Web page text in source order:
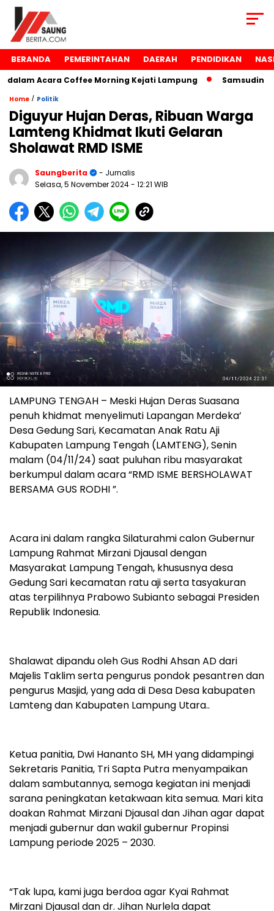
BERANDA PEMERINTAHAN DAERAH PENDIDIKAN
Acara Coffee Morning Kejati Lampung Samsudin
Home / Politik
Diguyur Hujan Deras, Ribuan Warga
Lamteng Khidmat Ikuti Gelaran
Sholawat RMD ISME
Saungberita
- Jurnalis
Selasa, 5 November 2024- 12:21 WIB
LAMPUNG TENGAH – Meski Hujan Deras Suasana
penuh khidmat menyelimuti Lapangan Merdeka’
Desa Gedung Sari, Kecamatan Anak Ratu Aji
Kabupaten Lampung Tengah (LAMTENG), Senin
malam (04/11/24) saat puluhan ribu masyarakat
berkumpul dalam acara “RMD ISME BERSHOLAWAT
BERSAMA GUS RODHI ”.
Acara ini dalam rangka Silaturahmi calon Gubernur
Lampung Rahmat Mirzani Djausal dengan
Masyarakat Lampung Tengah, khususnya desa
Gedung Sari kecamatan ratu aji serta tasyakuran
atas terpilihnya Prabowo Subianto sebagai Presiden
Republik Indonesia.
Shalawat dipandu oleh Gus Rodhi Ahsan AD dari
Majelis Taklim serta pengurus pondok pesantren dan
pengurus Masjid, yang ada di Desa Desa kabupaten
Lamteng dan Kabupaten Lampung Utara..
Ketua panitia, Dwi Hananto SH, MH yang didampingi
Sekretaris Panitia, Tri Sapta Putra menyampaikan
dalam sambutannya, semoga kegiatan ini menjadi
sarana peningkatan ketakwaan kita semua. Mari kita
doakan Rahmat Mirzani Djausal dan Jihan agar dapat
menjadi gubernur dan wakil gubernur Propinsi
Lampung periode 2025 – 2030.
“Tak lupa, kami juga berdoa agar Kyai Rahmat
Mirzani Djausal dan dr. Jihan Nurlela dapat